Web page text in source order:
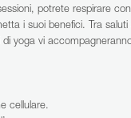
potrete respirare
i suoi benefici. Tra
yoga vi
cellulare.